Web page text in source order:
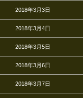
2018年3月3日
2018年3月4日
2018年3月5日
2018年3月6日
2018年3月7日